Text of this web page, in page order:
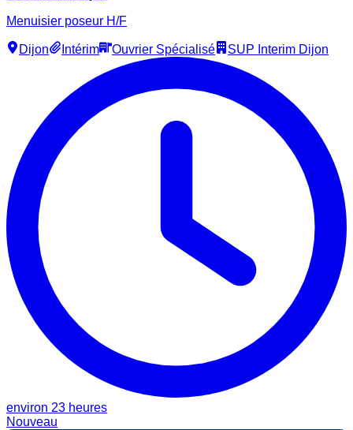
Menuisier poseur H/F
Dijon Intérim Ouvrier Spécialisé SUP Interim Dijon
environ 23 heures
Nouveau